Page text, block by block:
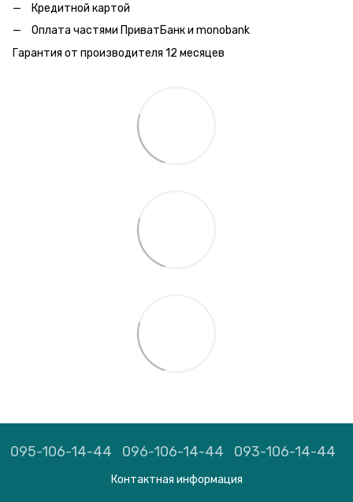
Кредитной картой
Оплата частями ПриватБанк и monobank
Гарантия от производителя 12 месяцев
095-106-14-44 096-106-14-44 093-106-14-44
Контактная информация